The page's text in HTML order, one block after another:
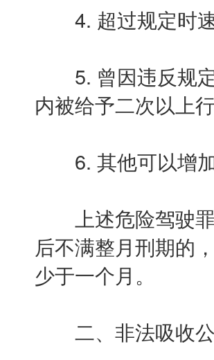
4. 超过规定时速
5. 曾因违反规定
内被给予二次以上
6. 其他可以增加
上述危险驾驶罪
后不满整月刑期的
少于一个月。
二、非法吸收公